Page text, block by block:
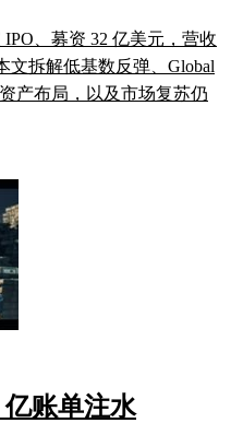
、募资 32 亿美元，营收
文拆解低基数反弹、Global
产布局，以及市场复苏仍
亿账单注水